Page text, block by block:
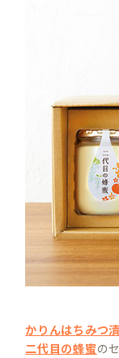
かりんはちみつ漬
二代目の蜂蜜の